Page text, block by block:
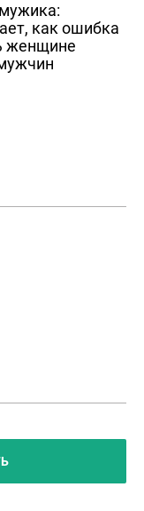
как ошибка
женщине